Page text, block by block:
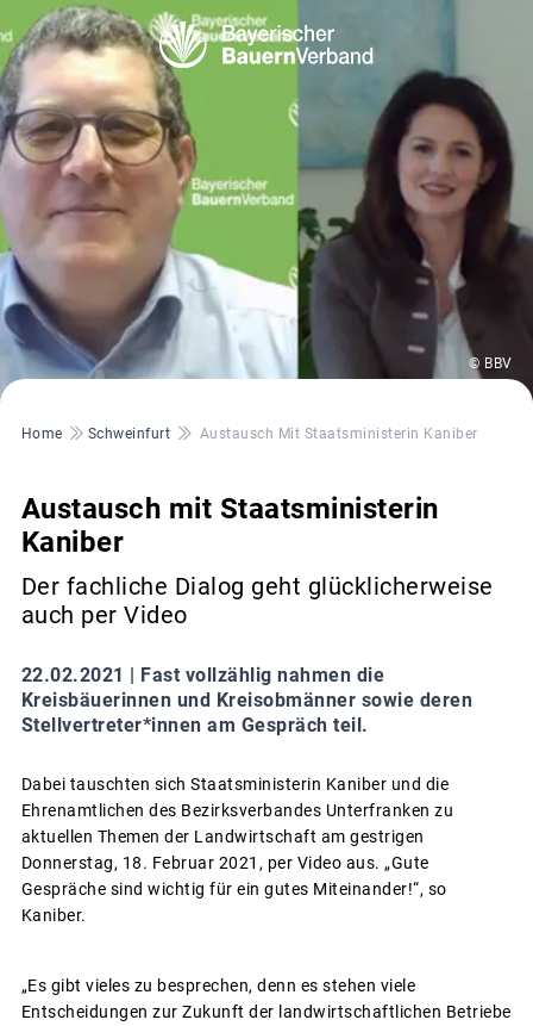
© BBV
Pfadnavigation
Home Schweinfurt Austausch Mit Staatsministerin Kaniber
Austausch mit Staatsministerin
Kaniber
Der fachliche Dialog geht glücklicherweise
auch per Video
22.02.2021 | Fast vollzählig nahmen die
Kreisbäuerinnen und Kreisobmänner sowie deren
Stellvertreter*innen am Gespräch teil.
Dabei tauschten sich Staatsministerin Kaniber und die
Ehrenamtlichen des Bezirksverbandes Unterfranken zu
aktuellen Themen der Landwirtschaft am gestrigen
Donnerstag, 18. Februar 2021, per Video aus. „Gute
Gespräche sind wichtig für ein gutes Miteinander!“, so
Kaniber.
„Es gibt vieles zu besprechen, denn es stehen viele
Entscheidungen zur Zukunft der landwirtschaftlichen Betriebe